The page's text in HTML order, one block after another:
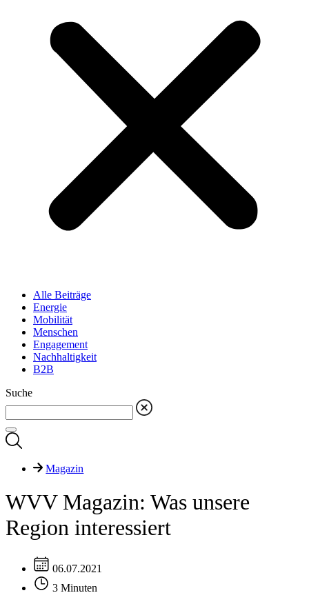
Alle Beiträge
Energie
Mobilität
Menschen
Engagement
Nachhaltigkeit
B2B
Suche
Magazin
WVV Magazin: Was unsere
Region interessiert
06.07.2021
3 Minuten